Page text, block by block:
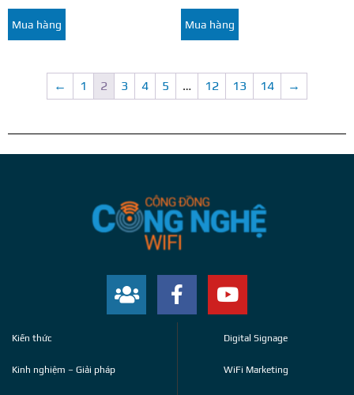
Mua hàng Mua hàng
← 1 2 3 4 5 … 12 13 14 →
Kiến thức
Kinh nghiệm – Giải pháp
Digital Signage
WiFi Marketing